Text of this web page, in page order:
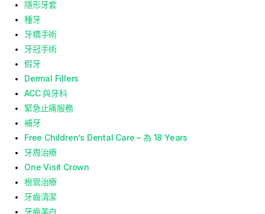
隱形牙套
種牙
牙橋手術
牙冠手術
假牙
Dermal Fillers
ACC 與牙科
緊急止痛服務
補牙
Free Children’s Dental Care – 為 18 Years
牙周治療
One Visit Crown
根管治療
牙齒清潔
牙齒美白